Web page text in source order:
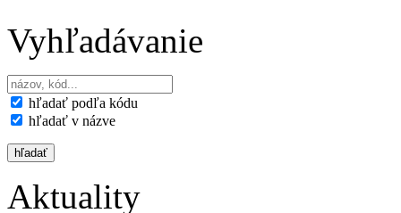
Vyhľadávanie
hľadať podľa kódu
hľadať v názve
Aktuality